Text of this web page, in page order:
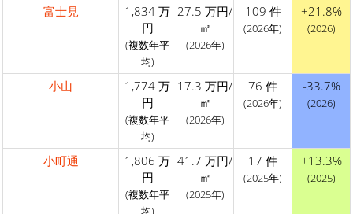
富士見
1,834 万
円
(複数年平
均)
27.5 万円/
㎡
(2026年)
109 件
(2026年)
+21.8%
(2026)
小山
1,774 万
円
(複数年平
均)
17.3 万円/
㎡
(2026年)
76 件
(2026年)
-33.7%
(2026)
小町通
1,806 万
円
(複数年平
均)
41.7 万円/
㎡
(2025年)
17 件
(2025年)
+13.3%
(2025)